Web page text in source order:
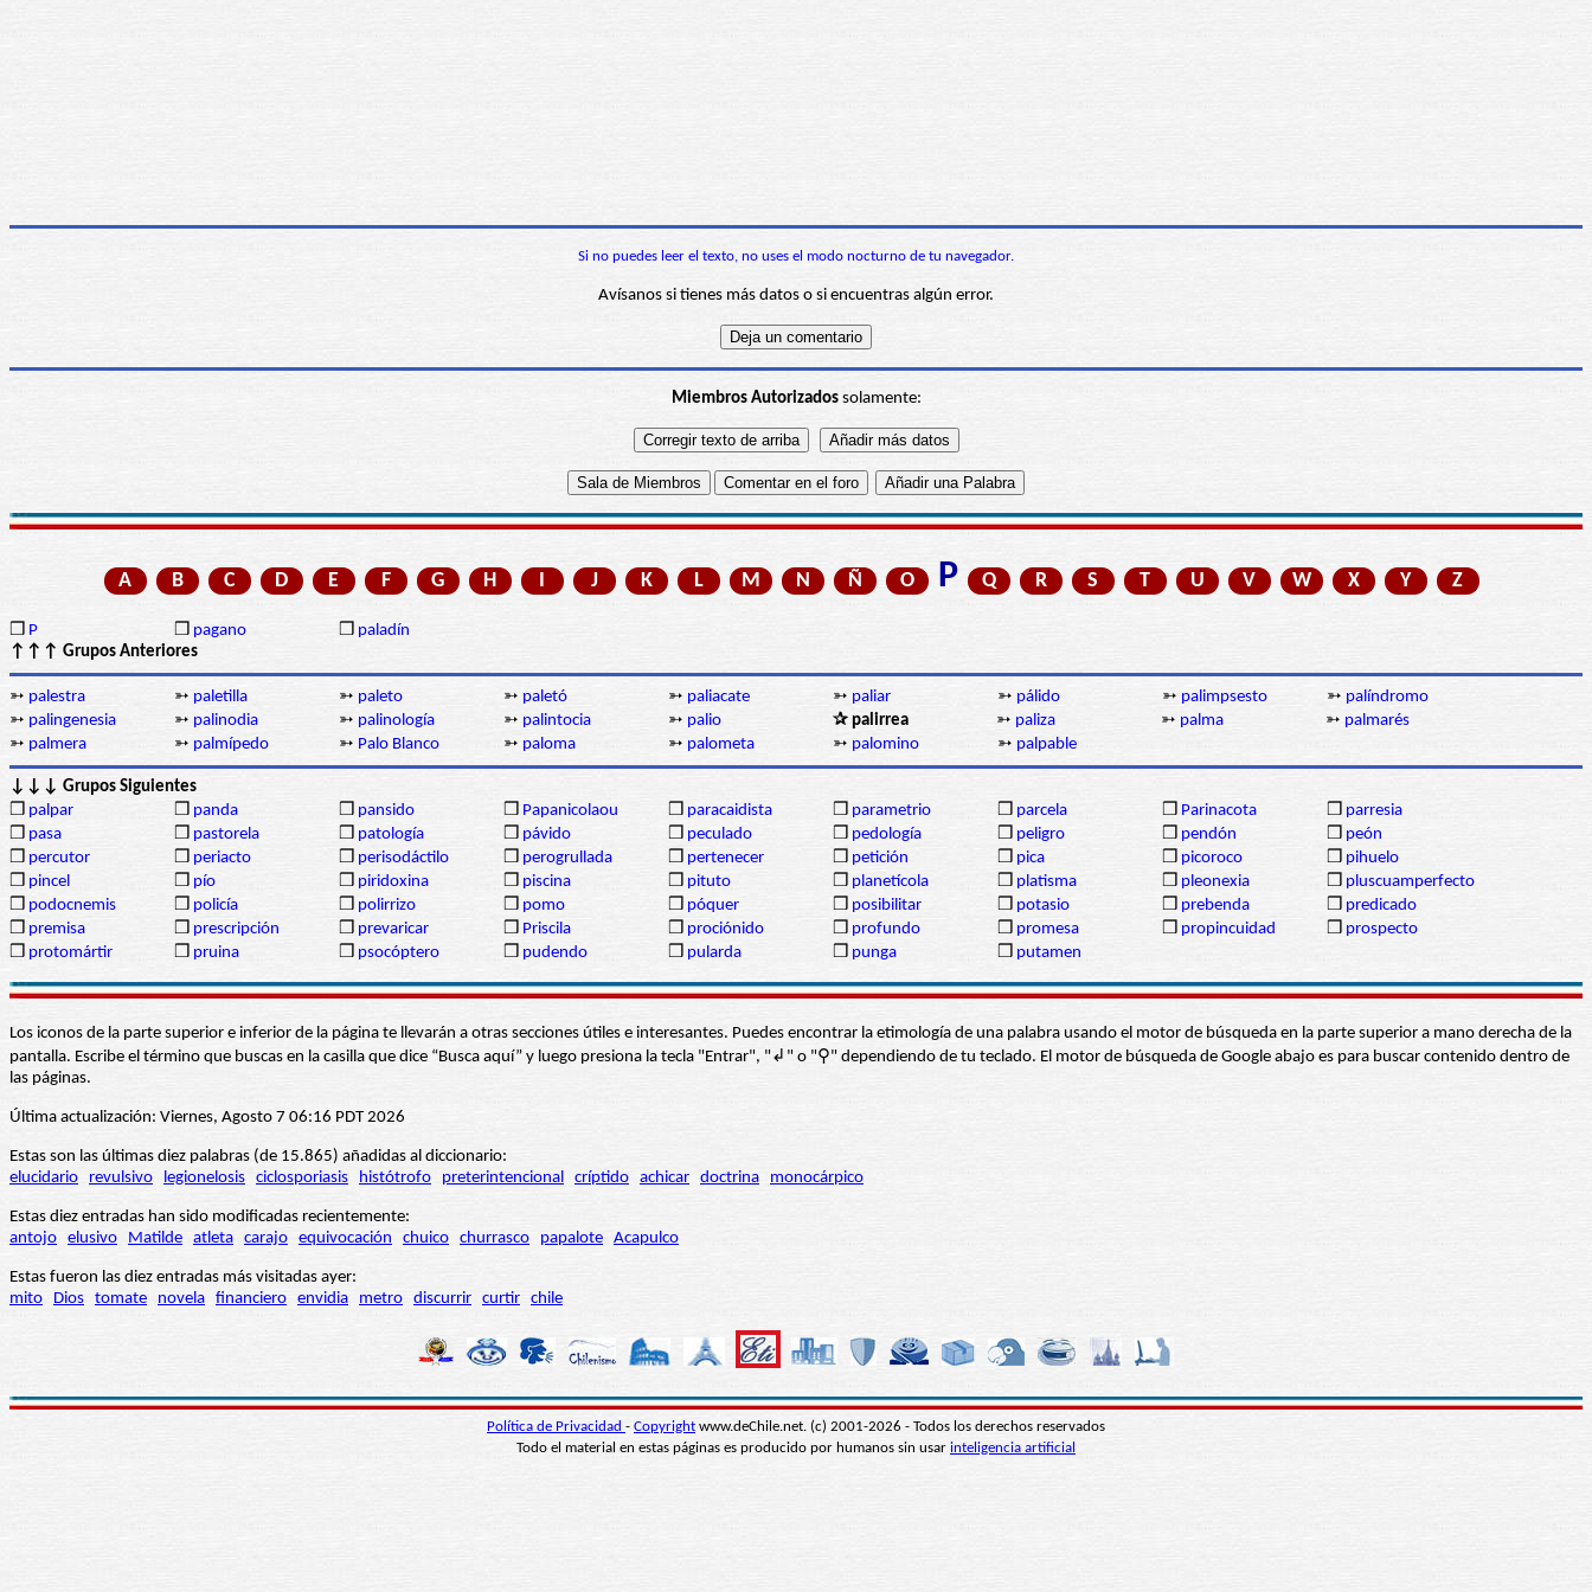
Si no puedes leer el texto, no uses el modo nocturno de tu navegador.
Avísanos si tienes más datos o si encuentras algún error.
Miembros Autorizadossolamente:
A B C D E F G H I J K L M N Ñ O P Q R S T U V W X Y Z
❒ P ❒ pagano ❒ paladín
↑↑↑ Grupos Anteriores
➳ palestra ➳ paletilla ➳ paleto ➳ paletó ➳ paliacate ➳ paliar ➳ pálido ➳ palimpsesto ➳ palíndromo
➳ palingenesia ➳ palinodia ➳ palinología ➳ palintocia ➳ palio ✰ palirrea ➳ paliza ➳ palma ➳ palmarés
➳ palmera ➳ palmípedo ➳ Palo Blanco ➳ paloma ➳ palometa ➳ palomino ➳ palpable
↓↓↓ Grupos Siguientes
❒ palpar ❒ panda ❒ pansido ❒ Papanicolaou ❒ paracaidista ❒ parametrio ❒ parcela ❒ Parinacota ❒ parresia
❒ pasa ❒ pastorela ❒ patología ❒ pávido ❒ peculado ❒ pedología ❒ peligro ❒ pendón ❒ peón
❒ percutor ❒ periacto ❒ perisodáctilo ❒ perogrullada ❒ pertenecer ❒ petición ❒ pica ❒ picoroco ❒ pihuelo
❒ pincel ❒ pío ❒ piridoxina ❒ piscina ❒ pituto ❒ planetícola ❒ platisma ❒ pleonexia ❒ pluscuamperfecto
❒ podocnemis ❒ policía ❒ polirrizo ❒ pomo ❒ póquer ❒ posibilitar ❒ potasio ❒ prebenda ❒ predicado
❒ premisa ❒ prescripción ❒ prevaricar ❒ Priscila ❒ prociónido ❒ profundo ❒ promesa ❒ propincuidad ❒ prospecto
❒ protomártir ❒ pruina ❒ psocóptero ❒ pudendo ❒ pularda ❒ punga ❒ putamen
Los iconos de la parte superior e inferior de la página te llevarán a otras secciones útiles e interesantes. Puedes encontrar la etimología de una palabra usando el motor de búsqueda en la parte superior a mano derecha de la
pantalla. Escribe el término que buscas en la casilla que dice “Busca aquí” y luego presiona la tecla "Entrar", "↲" o "⚲" dependiendo de tu teclado. El motor de búsqueda de Google abajo es para buscar contenido dentro de
las páginas.
Última actualización: Viernes, Agosto 7 06:16 PDT 2026
Estas son las últimas diez palabras (de 15.865) añadidas al diccionario:
elucidario
revulsivo legionelosis ciclosporiasis histótrofo preterintencional críptido achicar doctrina monocárpico
Estas diez entradas han sido modificadas recientemente:
antojo elusivo Matilde atleta carajo equivocación chuico churrasco papalote Acapulco
Estas fueron las diez entradas más visitadas ayer:
mito
Dios tomate novela financiero envidia metro discurrir curtir chile
Política de Privacidad - Copyright www.deChile.net. (c) 2001-2026 - Todos los derechos reservados
Todo el material en estas páginas es producido por humanos sin usar inteligencia artificial